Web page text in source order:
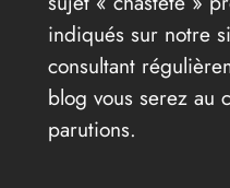
indiqués sur notre
consultant
blog vous serez au
parutions.